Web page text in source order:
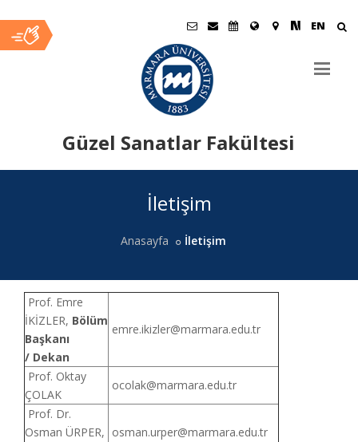
EN
Güzel Sanatlar Fakültesi
İletişim
Anasayfa İletişim
Prof. Emre
İKİZLER, Bölüm
Başkanı
/ Dekan
emre.ikizler@marmara.edu.tr
Prof. Oktay
ÇOLAK
ocolak@marmara.edu.tr
Prof. Dr.
Osman ÜRPER, osman.urper@marmara.edu.tr